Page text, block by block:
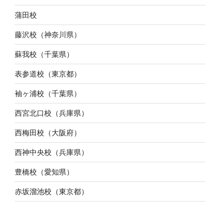
蒲田校
藤沢校（神奈川県）
蘇我校（千葉県）
表参道校（東京都）
袖ヶ浦校（千葉県）
西宮北口校（兵庫県）
西梅田校（大阪府）
西神中央校（兵庫県）
豊橋校（愛知県）
赤坂溜池校（東京都）